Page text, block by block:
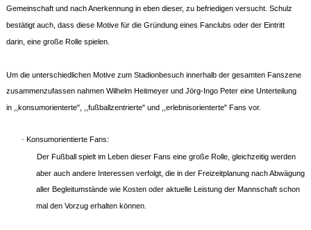
Gemeinschaft und nach Anerkennung in eben dieser, zu befriedigen versucht. Schulz
bestätigt auch, dass diese Motive für die Gründung eines Fanclubs oder der Eintritt
darin, eine große Rolle spielen.
Um die unterschiedlichen Motive zum Stadionbesuch innerhalb der gesamten Fanszene
zusammenzufassen nahmen Wilhelm Heitmeyer und Jörg-Ingo Peter eine Unterteilung
in ,,konsumorienterte", ,,fußballzentrierte" und ,,erlebnisorienterte" Fans vor.
· Konsumorientierte Fans:
Der Fußball spielt im Leben dieser Fans eine große Rolle, gleichzeitig werden
aber auch andere Interessen verfolgt, die in der Freizeitplanung nach Abwägung
aller Begleitumstände wie Kosten oder aktuelle Leistung der Mannschaft schon
mal den Vorzug erhalten können.